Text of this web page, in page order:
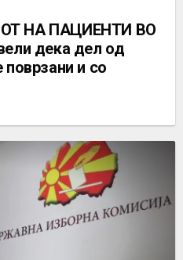
НА ПАЦИЕНТИ ВО
дека дел од
и со